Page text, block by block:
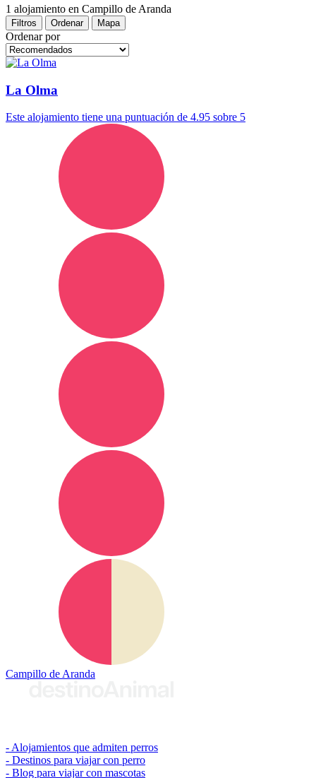
1 alojamiento en Campillo de Aranda
Filtros Ordenar Mapa
Ordenar por
La Olma
Este alojamiento tiene una puntuación de 4.95 sobre 5
Campillo de Aranda
Alojamientos que admiten perros
Destinos para viajar con perro
Blog para viajar con mascotas